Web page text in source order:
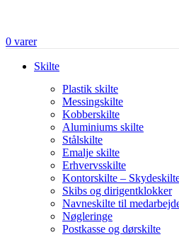
0 varer
Skilte
Plastik skilte
Messingskilte
Kobberskilte
Aluminiums skilte
Stålskilte
Emalje skilte
Erhvervsskilte
Kontorskilte –
Skibs og dirigentklokker
Navneskilte til
Nøgleringe
Postkasse og dørskilte